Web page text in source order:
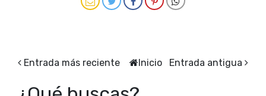
Entrada más reciente Entrada antigua
Inicio